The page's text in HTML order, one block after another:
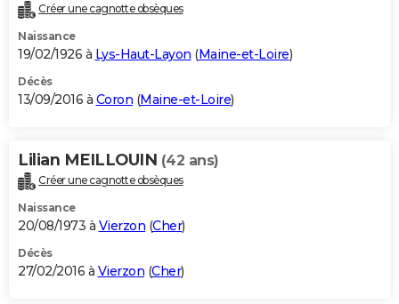
Créer une cagnotte obsèques
Naissance
19/02/1926 à Lys-Haut-Layon (Maine-et-Loire)
Décès
13/09/2016 à Coron (Maine-et-Loire)
Lilian MEILLOUIN (42 ans)
Créer une cagnotte obsèques
Naissance
20/08/1973 à Vierzon (Cher)
Décès
27/02/2016 à Vierzon (Cher)